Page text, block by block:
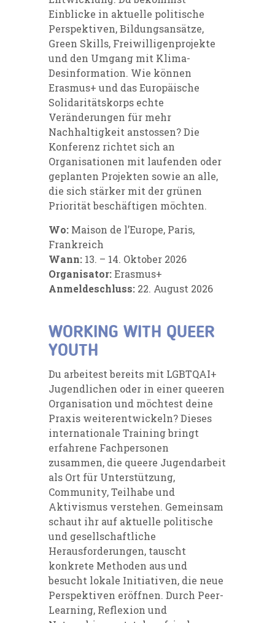
Einblicke in aktuelle politische
Perspektiven, Bildungsansätze,
Green Skills, Freiwilligenprojekte
und den Umgang mit Klima-
Desinformation. Wie können
Erasmus+ und das Europäische
Solidaritätskorps echte
Veränderungen für mehr
Nachhaltigkeit anstossen? Die
Konferenz richtet sich an
Organisationen mit laufenden oder
geplanten Projekten sowie an alle,
die sich stärker mit der grünen
Priorität beschäftigen möchten.
Wo: Maison de l’Europe, Paris,
Frankreich
Wann: 13. – 14. Oktober 2026
Organisator:Erasmus+
Anmeldeschluss: 22. August 2026
WORKING WITH QUEER
YOUTH
Du arbeitest bereits mit LGBTQAI+
Jugendlichen oder in einer queeren
Organisation und möchtest deine
Praxis weiterentwickeln? Dieses
internationale Training bringt
erfahrene Fachpersonen
zusammen, die queere Jugendarbeit
als Ort für Unterstützung,
Community, Teilhabe und
Aktivismus verstehen. Gemeinsam
schaut ihr auf aktuelle politische
und gesellschaftliche
Herausforderungen, tauscht
konkrete Methoden aus und
besucht lokale Initiativen, die neue
Perspektiven eröffnen. Durch Peer-
Learning, Reflexion und